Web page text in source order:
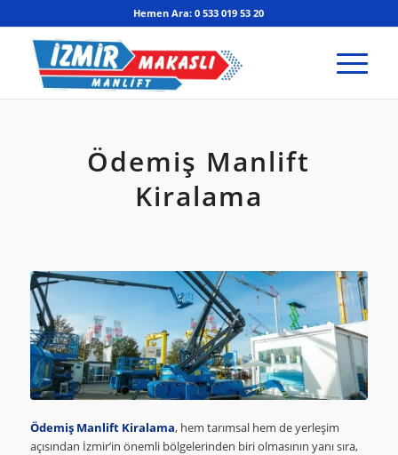
Hemen Ara: 0 533 019 53 20
Ödemiş Manlift
Kiralama
Ödemiş Manlift Kiralama, hem tarımsal hem de yerleşim
açısından İzmir’in önemli bölgelerinden biri olmasının yanı sıra,